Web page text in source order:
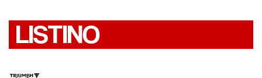
LISTINO